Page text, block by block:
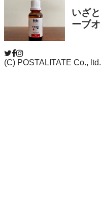
(C) POSTALITATE Co., ltd.